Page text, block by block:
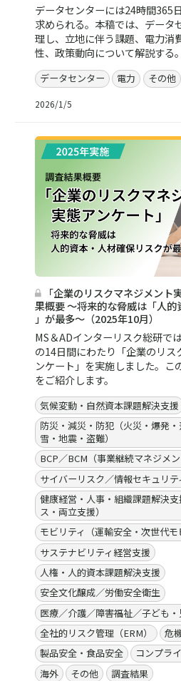
データセンターには24時間365
求められる。本稿では、データ
理し、立地に伴う課題、電力消
性、政策動向について解説する。
データセンター 電力 その他
2026/1/5
「企業のリスクマネジメント
果概要 ～将来的な脅威は「人
」が最多～（2025年10月）
MS＆ADインターリスク総研で
の14日間にわたり「企業のリス
ンケート」を実施しました。こ
をご紹介します。
気候変動・自然資本課題解決支援
防災・減災・防犯（火災・爆発
雪・地震・盗難）
BCP／BCM（事業継続マネジメン
サイバーリスク／情報セキュリテ
健康経営・人事・組織課題解決
ス・両立支援）
モビリティ（運輸安全・次世代モ
サステナビリティ経営支援
人権・人的資本課題解決支援
安全文化醸成／労働安全衛生
医療／介護／障害福祉／子ども
全社的リスク管理（ERM）
危
製品安全・食品安全
コンプラ
海外
その他 調査結果